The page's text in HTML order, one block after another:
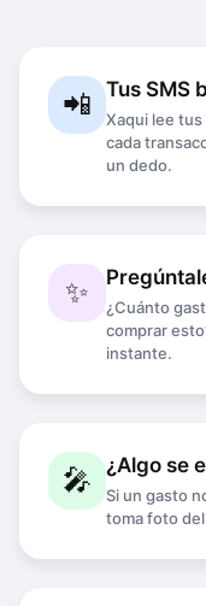
📲 Tus SMS
Xaqui lee
cada
un dedo.
✨
¿Cuánto
comprar
instante.
🎤 ¿Algo se
Si un gasto
toma foto